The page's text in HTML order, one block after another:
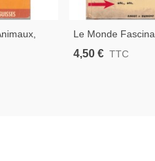
1985 -
Le Monde
Animaux, Alan
4,50 € TTC